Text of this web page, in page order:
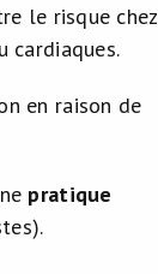
le risque chez
cardiaques.
en raison de
pratique